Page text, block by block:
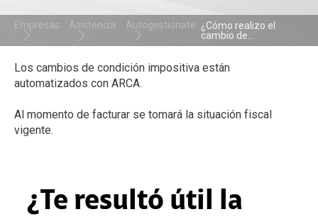
Empresas Asistencia Autogestionate ¿Cómo realizo el
cambio de...
Los cambios de condición impositiva están
automatizados con ARCA.
Al momento de facturar se tomará la situación fiscal
vigente.
¿Te resultó útil la